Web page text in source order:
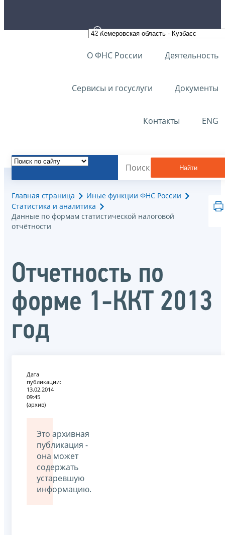
О ФНС России Деятельность
Сервисы и госуслуги Документы
Контакты ENG
Найти
Главная страница
Иные функции ФНС России
Статистика и аналитика
Данные по формам статистической налоговой
отчётности
Отчетность по
форме 1-ККТ 2013
год
Дата
публикации:
13.02.2014
09:45
(архив)
Это архивная
публикация -
она может
содержать
устаревшую
информацию.